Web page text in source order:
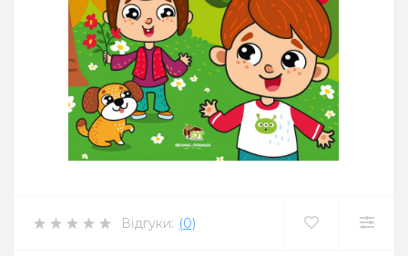
Відгуки: (0)